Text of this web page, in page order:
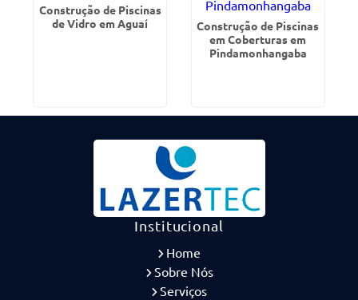
Construção de Piscinas
de Vidro em Aguaí
Construção de Piscinas
em Coberturas em
Pindamonhangaba
Institucional
Home
Sobre Nós
Serviços